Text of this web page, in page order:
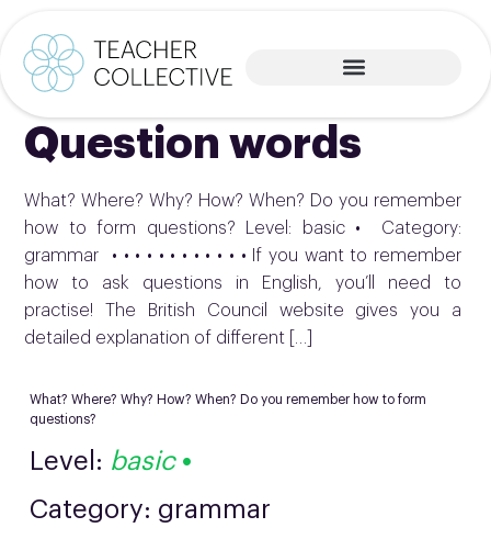
Question words
What? Where? Why? How? When? Do you remember
how to form questions? Level: basic • Category:
grammar • • • • • • • • • • • • If you want to remember
how to ask questions in English, you’ll need to
practise! The British Council website gives you a
detailed explanation of different […]
What? Where? Why? How? When? Do you remember how to form
questions?
Level: basic •
Category: grammar